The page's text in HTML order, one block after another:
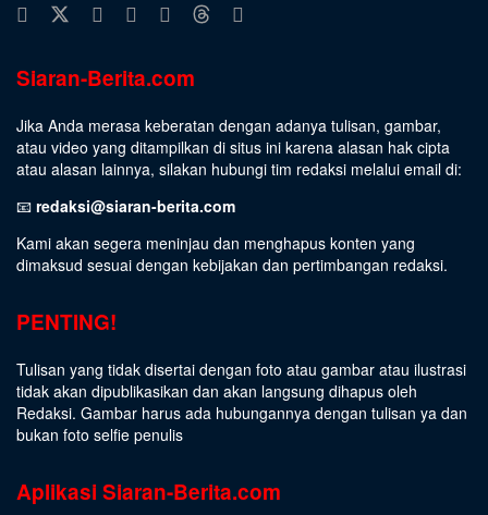
Siaran-Berita.com
Jika Anda merasa keberatan dengan adanya tulisan, gambar,
atau video yang ditampilkan di situs ini karena alasan hak cipta
atau alasan lainnya, silakan hubungi tim redaksi melalui email di:
📧 redaksi@siaran-berita.com
Kami akan segera meninjau dan menghapus konten yang
dimaksud sesuai dengan kebijakan dan pertimbangan redaksi.
PENTING!
Tulisan yang tidak disertai dengan foto atau gambar atau ilustrasi
tidak akan dipublikasikan dan akan langsung dihapus oleh
Redaksi. Gambar harus ada hubungannya dengan tulisan ya dan
bukan foto selfie penulis
Aplikasi Siaran-Berita.com